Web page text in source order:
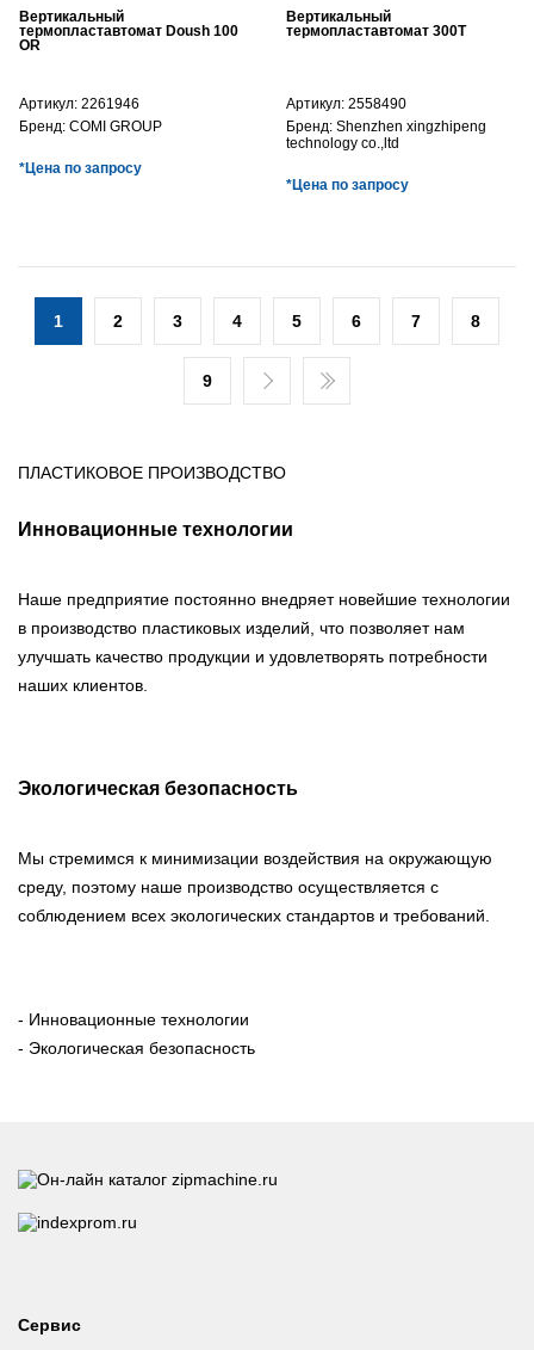
Вертикальный
термопластавтомат Doush 100
OR
Артикул: 2261946
Бренд: COMI GROUP
*Цена по запросу
Вертикальный
термопластавтомат 300T
Артикул: 2558490
Бренд: Shenzhen xingzhipeng
technology co.,ltd
*Цена по запросу
1 2 3 4 5 6 7 8
9
ПЛАСТИКОВОЕ ПРОИЗВОДСТВО
Инновационные технологии
Наше предприятие постоянно внедряет новейшие технологии
в производство пластиковых изделий, что позволяет нам
улучшать качество продукции и удовлетворять потребности
наших клиентов.
Экологическая безопасность
Мы стремимся к минимизации воздействия на окружающую
среду, поэтому наше производство осуществляется с
соблюдением всех экологических стандартов и требований.
- Инновационные технологии
- Экологическая безопасность
Сервис